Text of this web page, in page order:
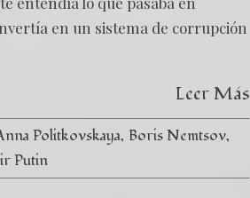
en un sistema de corrupción
Leer Más
Politkovskaya Boris Nemtsov
Putin